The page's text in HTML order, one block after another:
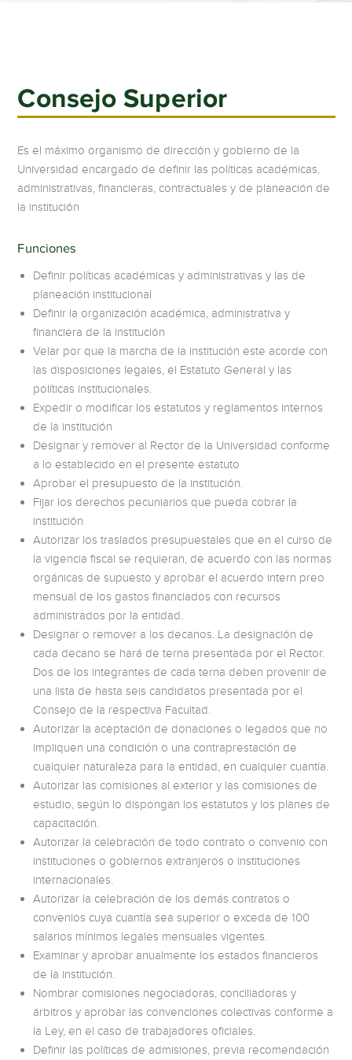
Consejo Superior
Es el máximo organismo de dirección y gobierno de la
Universidad encargado de definir las políticas académicas,
administrativas, financieras, contractuales y de planeación de
la institución
Funciones
Definir políticas académicas y administrativas y las de
planeación institucional
Definir la organización académica, administrativa y
financiera de la institución
Velar por que la marcha de la institución este acorde con
las disposiciones legales, el Estatuto General y las
políticas institucionales.
Expedir o modificar los estatutos y reglamentos internos
de la institución
Designar y remover al Rector de la Universidad conforme
a lo establecido en el presente estatuto
Aprobar el presupuesto de la institución.
Fijar los derechos pecuniarios que pueda cobrar la
institución
Autorizar los traslados presupuestales que en el curso de
la vigencia fiscal se requieran, de acuerdo con las normas
orgánicas de supuesto y aprobar el acuerdo intern preo
mensual de los gastos financiados con recursos
administrados por la entidad.
Designar o remover a los decanos. La designación de
cada decano se hará de terna presentada por el Rector.
Dos de los integrantes de cada terna deben provenir de
una lista de hasta seis candidatos presentada por el
Consejo de la respectiva Facultad.
Autorizar la aceptación de donaciones o legados que no
impliquen una condición o una contraprestación de
cualquier naturaleza para la entidad, en cualquier cuantía.
Autorizar las comisiones al exterior y las comisiones de
estudio, según lo dispongan los estatutos y los planes de
capacitación.
Autorizar la celebración de todo contrato o convenio con
instituciones o gobiernos extranjeros o instituciones
internacionales.
Autorizar la celebración de los demás contratos o
convenios cuya cuantía sea superior o exceda de 100
salarios mínimos legales mensuales vigentes.
Examinar y aprobar anualmente los estados financieros
de la institución.
Nombrar comisiones negociadoras, conciliadoras y
árbitros y aprobar las convenciones colectivas conforme a
la Ley, en el caso de trabajadores oficiales.
Definir las políticas de admisiones, previa recomendación